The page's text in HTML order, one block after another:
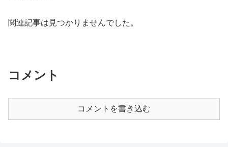
関連記事は見つかりませんでした。
コメント
コメントを書き込む